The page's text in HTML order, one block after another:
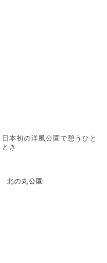
日本初の洋風公園で憩うひと
とき
北の丸公園